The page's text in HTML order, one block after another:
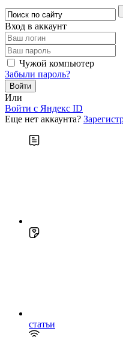
Вход в аккаунт
Чужой компьютер
Забыли пароль?
Или
Войти c Яндекс ID
Еще нет аккаунта?
статьи